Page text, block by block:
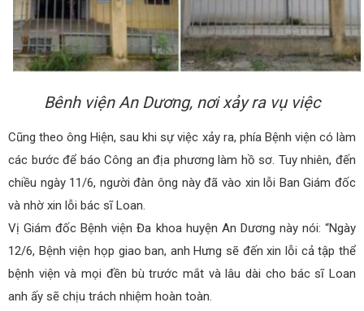
Bênh viện An Dương, nơi xảy ra vụ việc
Cũng theo ông Hiện, sau khi sự việc xảy ra, phía Bệnh viện có làm
các bước để báo Công an địa phương làm hồ sơ. Tuy nhiên, đến
chiều ngày 11/6, người đàn ông này đã vào xin lỗi Ban Giám đốc
và nhờ xin lỗi bác sĩ Loan.
Vị Giám đốc Bệnh viện Đa khoa huyện An Dương này nói: “Ngày
12/6, Bệnh viện họp giao ban, anh Hưng sẽ đến xin lỗi cả tập thể
bệnh viện và mọi đền bù trước mắt và lâu dài cho bác sĩ Loan
anh ấy sẽ chịu trách nhiệm hoàn toàn.